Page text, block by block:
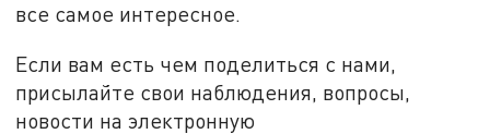
все самое интересное.
Если вам есть чем поделиться с нами,
присылайте свои наблюдения, вопросы,
новости на электронную